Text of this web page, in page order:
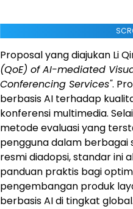
Proposal yang diajukan Li
(QoE) of AI-mediated
Conferencing Services".
berbasis AI terhadap
konferensi multimedia.
metode evaluasi yang
pengguna dalam berbagai
resmi diadopsi, standar ini
panduan praktis bagi
pengembangan produk
berbasis AI di tingkat global.